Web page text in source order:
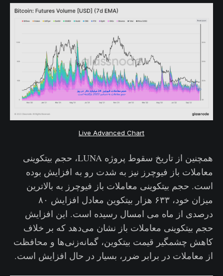
Live Advanced Chart
همچنین از تاریخ سقوط پروژه LUNA، حجم بیتکوینی
معاملات باز فیوچرز نیز به شدت رو به افزایش بوده
است. حجم بیتکوینی معاملات باز فیوچرز به بالاترین
میزان خود، ۶۳۳ هزار بیتکوین معادل افزایش ۸۰
درصدی از ماه می امسال رسیده است. این افزایش
حجم بیتکوینی معاملات باز نشان می‌دهد که بر خلاف
کاهش چشمگیر قیمت بیتکوین، گمانه‌زنی‌ها و محافظت
از معاملات در برابر ضرر، بسیار در حال افزایش است.